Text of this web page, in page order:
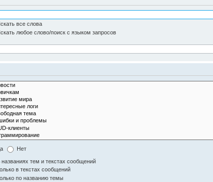
все слова
любое слово/поиск с языком запросов
Нет
названиях тем и текстах сообщений
в текстах сообщений
по названию темы